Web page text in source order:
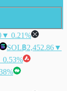
▼ 0.21%
SOL฿2,452.86▼
0.53%